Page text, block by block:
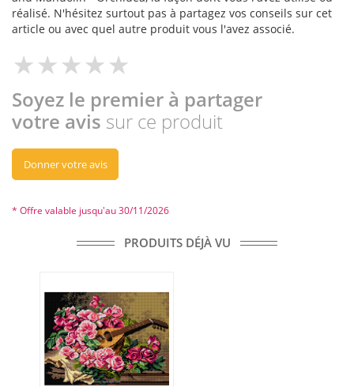
réalisé. N'hésitez surtout pas à partagez vos conseils sur cet
article ou avec quel autre produit vous l'avez associé.
Soyez le premier à partager
votre avis sur ce produit
Donner votre avis
* Offre valable jusqu'au 30/11/2026
PRODUITS DÉJÀ VU